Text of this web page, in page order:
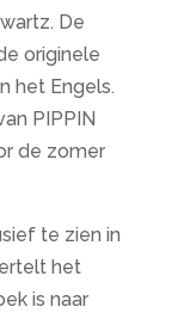
De
originele
het Engels.
PIPPIN
de zomer
te zien in
het
is naar